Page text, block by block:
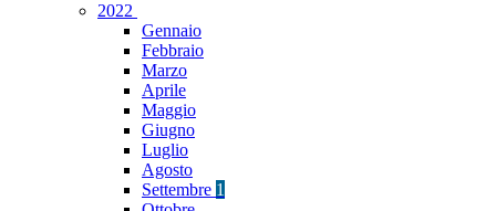
2022
Gennaio
Febbraio
Marzo
Aprile
Maggio
Giugno
Luglio
Agosto
Settembre 1